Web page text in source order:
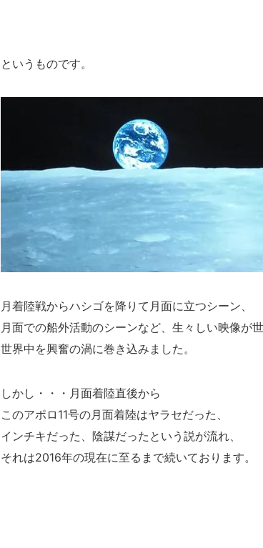
というものです。
月着陸戦からハシゴを降りて月面に立つシーン、
月面での船外活動のシーンなど、生々しい映像が
世界中を興奮の渦に巻き込みました。
しかし・・・月面着陸直後から
このアポロ11号の月面着陸はヤラセだった、
インチキだった、陰謀だったという説が流れ、
それは2016年の現在に至るまで続いております。